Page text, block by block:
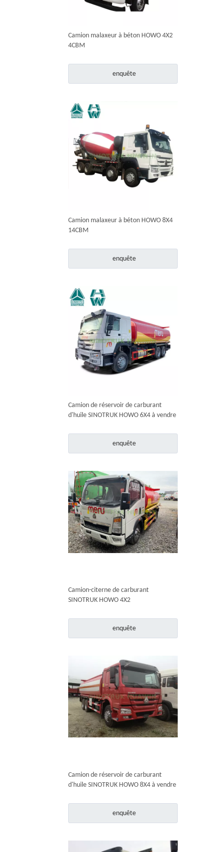
Camion malaxeur à béton HOWO 4X2
4CBM
enquête
Camion malaxeur à béton HOWO 8X4
14CBM
enquête
Camion de réservoir de carburant
d'huile SINOTRUK HOWO 6X4 à vendre
enquête
Camion-citerne de carburant
SINOTRUK HOWO 4X2
enquête
Camion de réservoir de carburant
d'huile SINOTRUK HOWO 8X4 à vendre
enquête